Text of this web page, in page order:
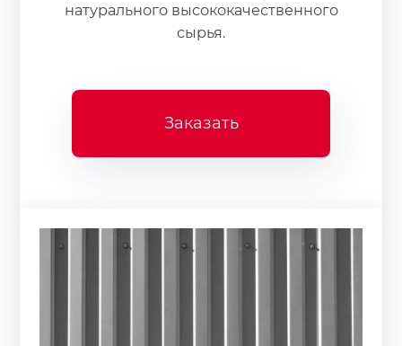
натурального высококачественного
сырья.
Заказать